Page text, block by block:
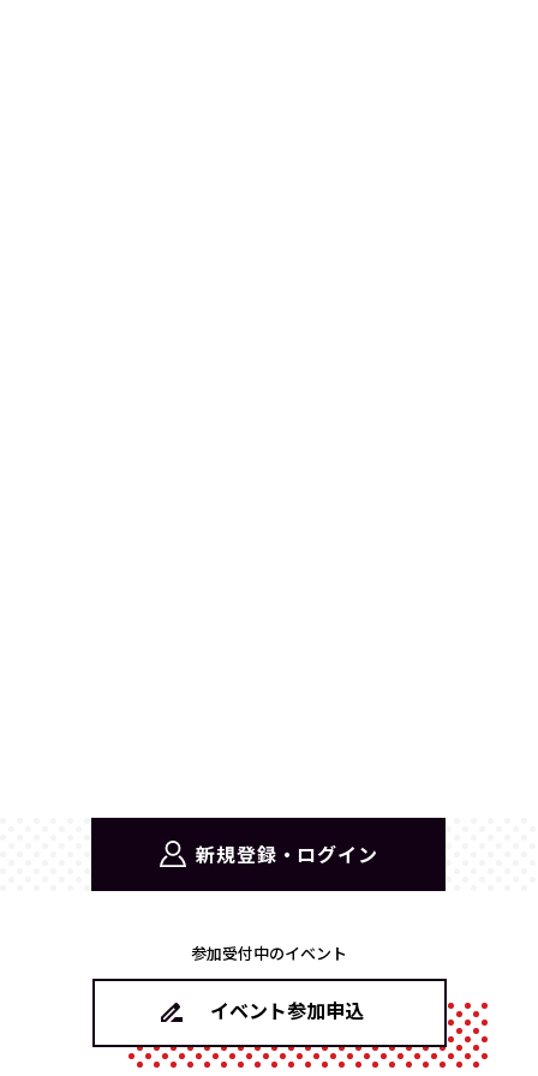
新規登録・ログイン
参加受付中のイベント
イベント参加申込